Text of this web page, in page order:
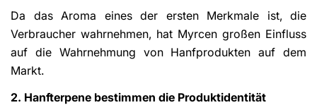
Da das Aroma eines der ersten Merkmale ist, die
Verbraucher wahrnehmen, hat Myrcen großen Einfluss
auf die Wahrnehmung von Hanfprodukten auf dem
Markt.
2. Hanfterpene bestimmen die Produktidentität